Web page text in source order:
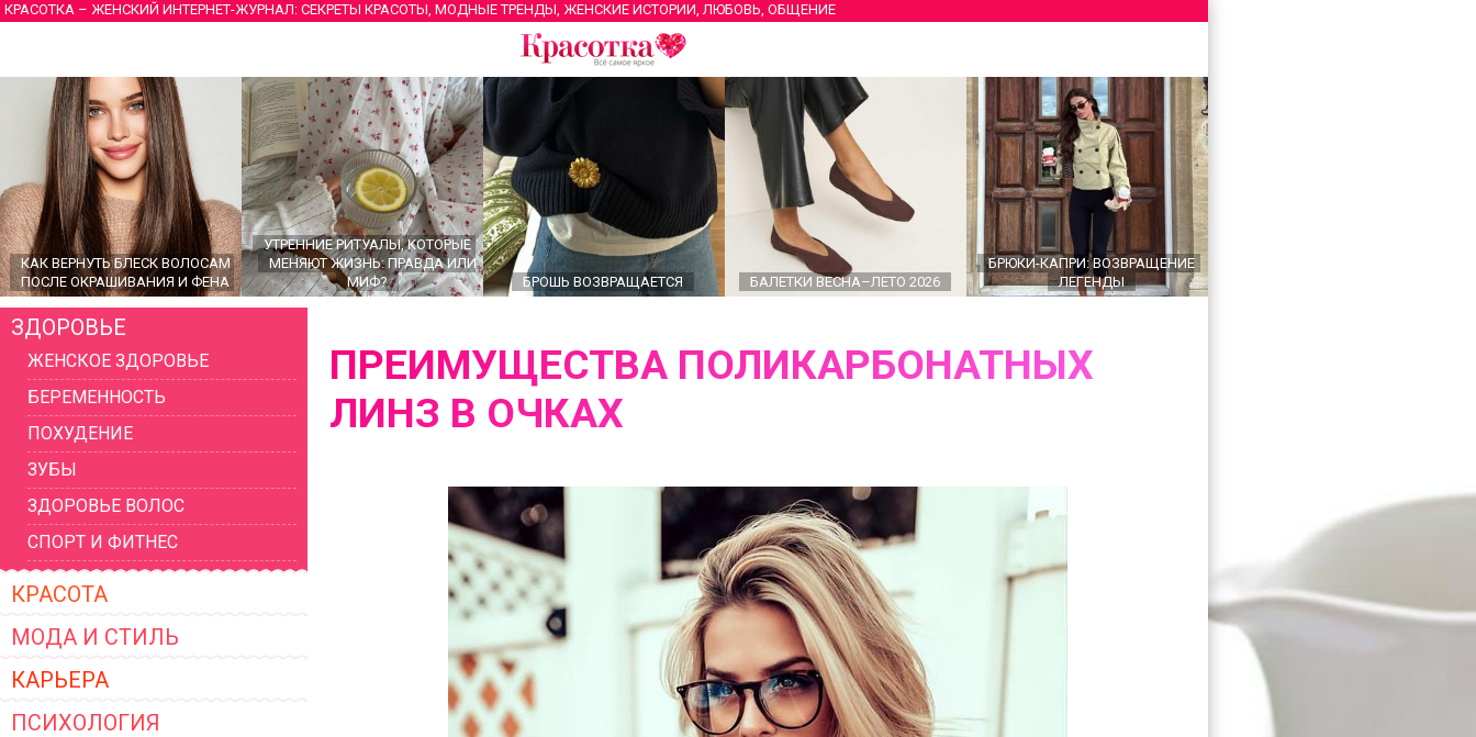
КРАСОТКА – ЖЕНСКИЙ ИНТЕРНЕТ-ЖУРНАЛ: СЕКРЕТЫ КРАСОТЫ, МОДНЫЕ ТРЕНДЫ, ЖЕНСКИЕ ИСТОРИИ, ЛЮБОВЬ, ОБЩЕНИЕ
КАК ВЕРНУТЬ БЛЕСК ВОЛОСАМ
ПОСЛЕ ОКРАШИВАНИЯ И ФЕНА
УТРЕННИЕ РИТУАЛЫ, КОТОРЫЕ
МЕНЯЮТ ЖИЗНЬ: ПРАВДА ИЛИ
МИФ?
БРОШЬ ВОЗВРАЩАЕТСЯ БАЛЕТКИ ВЕСНА–ЛЕТО 2026
БРЮКИ-КАПРИ: ВОЗВРАЩЕНИЕ
ЛЕГЕНДЫ
ГЛАВНЫЕ ТРЕНДЫ ВЕРХНЕЙ
ЖЕНСКОЙ ОДЕЖДЫ 2026
ЗДОРОВЬЕ
ЖЕНСКОЕ ЗДОРОВЬЕ
БЕРЕМЕННОСТЬ
ПОХУДЕНИЕ
ЗУБЫ
ЗДОРОВЬЕ ВОЛОС
СПОРТ И ФИТНЕС
КРАСОТА
МОДА И СТИЛЬ
КАРЬЕРА
ПСИХОЛОГИЯ
ПРЕИМУЩЕСТВА ПОЛИКАРБОНАТНЫХ
ЛИНЗ В ОЧКАХ